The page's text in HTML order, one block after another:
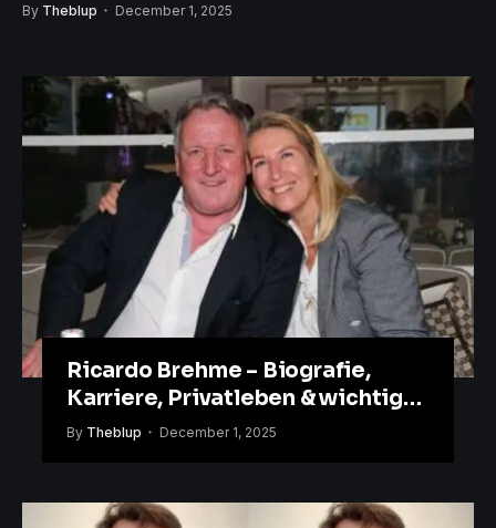
By Theblup December 1, 2025
Ricardo Brehme – Biografie,
Karriere, Privatleben & wichtige
Fakten
By Theblup December 1, 2025